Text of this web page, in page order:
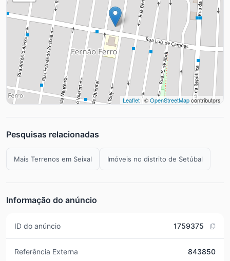
Leaflet | ©OpenStreetMapcontributors
Pesquisas relacionadas
Mais Terrenos em Seixal Imóveis no distrito de Setúbal
Informação do anúncio
ID do anúncio 1759375
Referência Externa 843850